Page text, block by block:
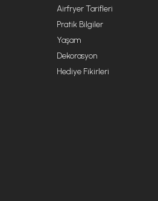
Airfryer Tarifleri
Pratik Bilgiler
Yaşam
Dekorasyon
Hediye Fikirleri